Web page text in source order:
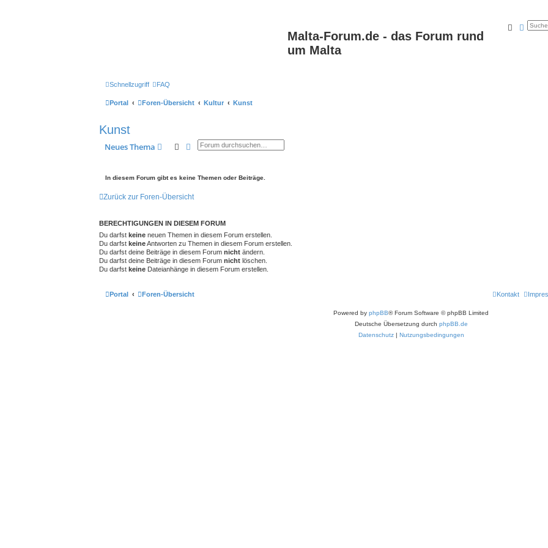
Malta-Forum.de - das Forum rund
um Malta
Suche
Schnellzugriff FAQ
Portal Foren-Übersicht Kultur Kunst
Kunst
Neues Thema SucheErweiterte Suche
In diesem Forum gibt es keine Themen oder Beiträge.
Zurück zur Foren-Übersicht
BERECHTIGUNGEN IN DIESEM FORUM
Du darfst keine neuen Themen in diesem Forum erstellen.
Du darfst keineAntworten zu Themen in diesem Forum erstellen.
Du darfst deine Beiträge in diesem Forum nicht ändern.
Du darfst deine Beiträge in diesem Forum nicht löschen.
Du darfst keine Dateianhänge in diesem Forum erstellen.
Portal Foren-Übersicht Kontakt
Powered by phpBB® Forum Software © phpBB Limited
Deutsche Übersetzung durch phpBB.de
Datenschutz| Nutzungsbedingungen